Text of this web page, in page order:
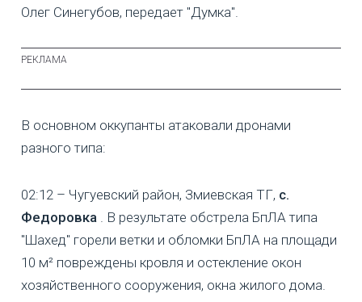
Олег Синегубов, передает "Думка".
В основном оккупанты атаковали дронами
разного типа:
02:12 – Чугуевский район, Змиевская ТГ, с.
Федоровка . В результате обстрела БпЛА типа
"Шахед" горели ветки и обломки БпЛА на площади
10 м² повреждены кровля и остекление окон
хозяйственного сооружения, окна жилого дома.